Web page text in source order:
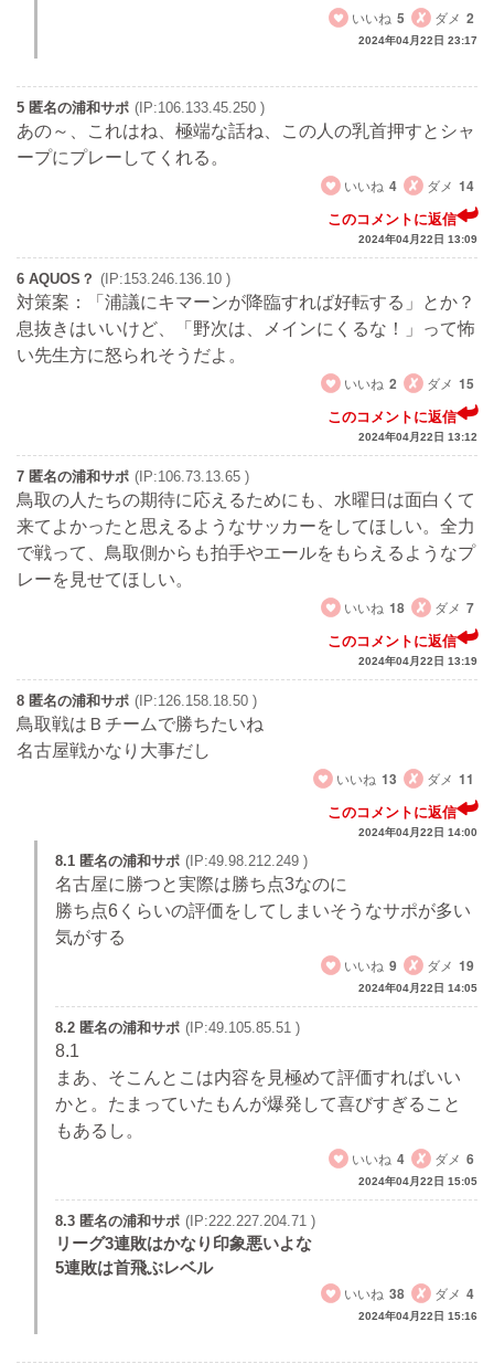
いいね 5 ダメ 2
2024年04月22日 23:17
5 匿名の浦和サポ (IP:106.133.45.250 )
あの～、これはね、極端な話ね、この人の乳首押すとシャ
ープにプレーしてくれる。
いいね 4 ダメ 14
このコメントに返信
2024年04月22日 13:09
6 AQUOS？ (IP:153.246.136.10 )
対策案：「浦議にキマーンが降臨すれば好転する」とか？
息抜きはいいけど、「野次は、メインにくるな！」って怖
い先生方に怒られそうだよ。
いいね 2 ダメ 15
このコメントに返信
2024年04月22日 13:12
7 匿名の浦和サポ (IP:106.73.13.65 )
鳥取の人たちの期待に応えるためにも、水曜日は面白くて
来てよかったと思えるようなサッカーをしてほしい。全力
で戦って、鳥取側からも拍手やエールをもらえるようなプ
レーを見せてほしい。
いいね 18 ダメ 7
このコメントに返信
2024年04月22日 13:19
8 匿名の浦和サポ (IP:126.158.18.50 )
鳥取戦はＢチームで勝ちたいね
名古屋戦かなり大事だし
いいね 13 ダメ 11
このコメントに返信
2024年04月22日 14:00
8.1 匿名の浦和サポ (IP:49.98.212.249 )
名古屋に勝つと実際は勝ち点3なのに
勝ち点6くらいの評価をしてしまいそうなサポが多い
気がする
いいね 9 ダメ 19
2024年04月22日 14:05
8.2 匿名の浦和サポ (IP:49.105.85.51 )
8.1
まあ、そこんとこは内容を見極めて評価すればいい
かと。たまっていたもんが爆発して喜びすぎること
もあるし。
いいね 4 ダメ 6
2024年04月22日 15:05
8.3 匿名の浦和サポ (IP:222.227.204.71 )
リーグ3連敗はかなり印象悪いよな
5連敗は首飛ぶレベル
いいね 38 ダメ 4
2024年04月22日 15:16